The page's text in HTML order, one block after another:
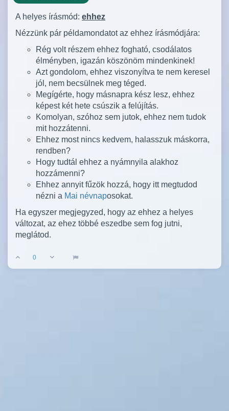
A helyes írásmód: ehhez
Nézzünk pár példamondatot az ehhez írásmódjára:
Rég volt részem ehhez fogható, csodálatos
élményben, igazán köszönöm mindenkinek!
Azt gondolom, ehhez viszonyítva te nem keresel
jól, nem becsülnek meg téged.
Megígérte, hogy másnapra kész lesz, ehhez
képest két hete csúszik a felújítás.
Komolyan, szóhoz sem jutok, ehhez nem tudok
mit hozzátenni.
Ehhez most nincs kedvem, halasszuk máskorra,
rendben?
Hogy tudtál ehhez a nyámnyila alakhoz
hozzámenni?
Ehhez annyit fűzök hozzá, hogy itt megtudod
nézni a Mai névnaposokat.
Ha egyszer megjegyzed, hogy az ehhez a helyes
változat, az ehez többé eszedbe sem fog jutni,
meglátod.
0